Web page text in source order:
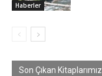
Haberler
Son Çıkan Kitaplarımız